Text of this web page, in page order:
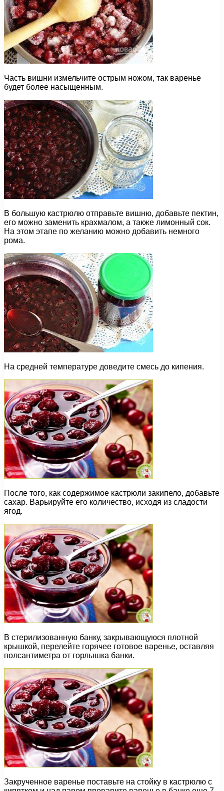
Часть вишни измельчите острым ножом, так варенье
будет более насыщенным.
В большую кастрюлю отправьте вишню, добавьте пектин,
его можно заменить крахмалом, а также лимонный сок.
На этом этапе по желанию можно добавить немного
рома.
На средней температуре доведите смесь до кипения.
После того, как содержимое кастрюли закипело, добавьте
сахар. Варьируйте его количество, исходя из сладости
ягод.
В стерилизованную банку, закрывающуюся плотной
крышкой, перелейте горячее готовое варенье, оставляя
полсантиметра от горлышка банки.
Закрученное варенье поставьте на стойку в кастрюлю с